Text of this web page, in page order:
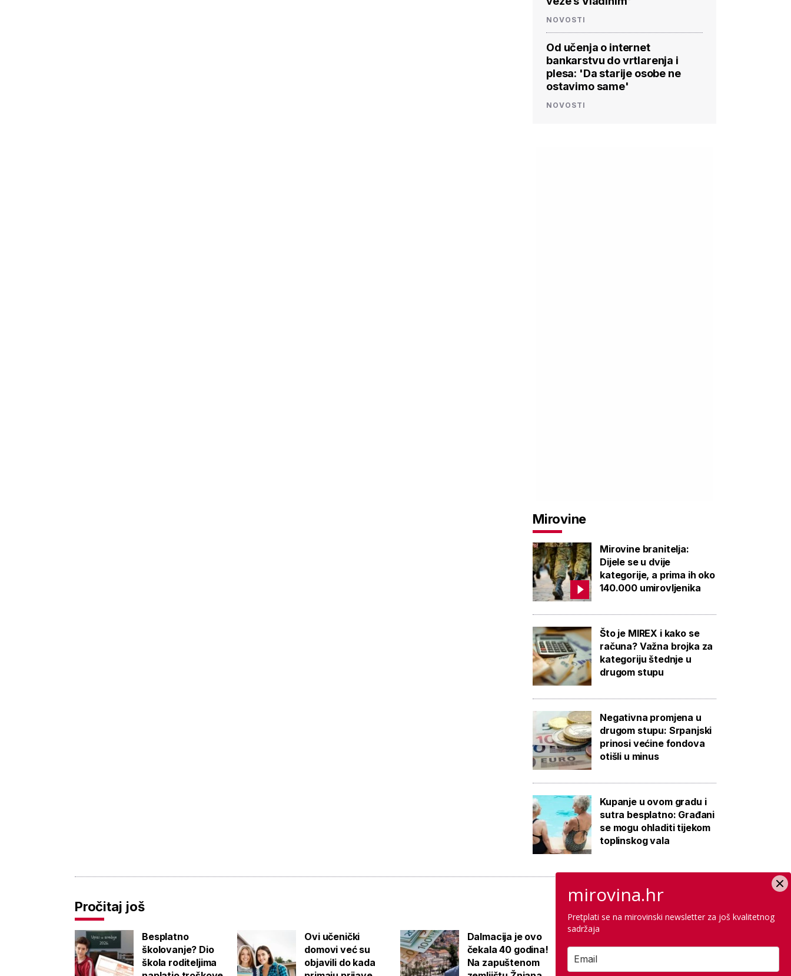
NOVOSTI
Od učenja o internet
bankarstvu do vrtlarenja i
plesa: 'Da starije osobe ne
ostavimo same'
NOVOSTI
Mirovine
Mirovine branitelja:
Dijele se u dvije
kategorije, a prima ih oko
140.000 umirovljenika
Što je MIREX i kako se
računa? Važna brojka za
kategoriju štednje u
drugom stupu
Negativna promjena u
drugom stupu: Srpanjski
prinosi većine fondova
otišli u minus
Kupanje u ovom gradu i
sutra besplatno: Građani
se mogu ohladiti tijekom
toplinskog vala
Pročitaj još
Besplatno
školovanje? Dio
škola roditeljima
Ovi učenički
domovi već su
objavili do kada
Dalmacija je ovo
čekala 40 godina!
Na zapuštenom
istoku Hrvatske
mirovina.hr
Pretplati se na mirovinski newsletter za još kvalitetnog
sadržaja